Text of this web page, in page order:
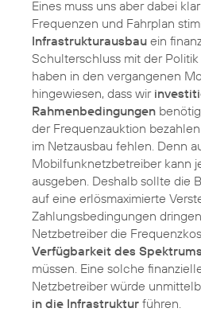
Eines muss uns aber dabei
Frequenzen und Fahrplan
Infrastrukturausbau ein
Schulterschluss mit der
haben in den vergangenen
hingewiesen, dass wir
Rahmenbedingungen
der Frequenzauktion
im Netzausbau fehlen. Denn
Mobilfunknetzbetreiber kann
ausgeben. Deshalb sollte die
auf eine erlösmaximierte
Zahlungsbedingungen
Netzbetreiber die
Verfügbarkeit des Spektrums
müssen. Eine solche
Netzbetreiber würde
in die Infrastruktur führen.